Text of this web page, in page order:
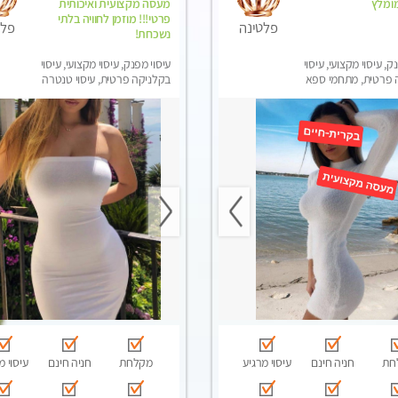
עיסוי מקצועי, עיסוי
פרטית, מתחמי ספא
פלטינה
חניה חינם עיסוי מרגיע
מעסה מקצועית ואיכותית
פרטי!!! מוזמן לחוויה בלתי
נשכחת!
עיסוי מפנק, עיסוי מקצועי, עיסוי
בקלניקה פרטית, עיסוי טנטרה
מקלחת חניה חינם עיסוי